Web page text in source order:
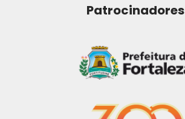
Patrocinadores